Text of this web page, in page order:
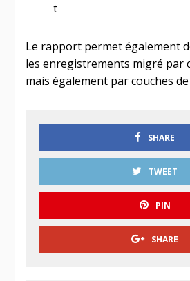
t
Le rapport permet également
les enregistrements migré par
mais également par couches
SHARE
TWEET
PIN
SHARE